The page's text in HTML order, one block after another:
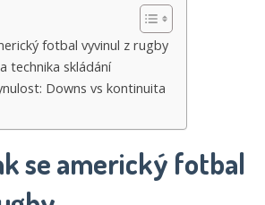
fotbal vyvinul z rugby
technika skládání
Downs vs kontinuita
se americký fotbal